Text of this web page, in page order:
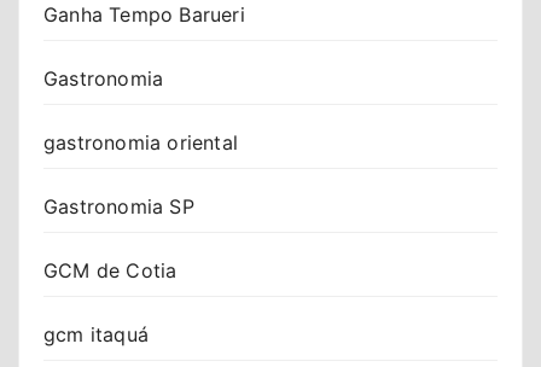
Ganha Tempo Barueri
Gastronomia
gastronomia oriental
Gastronomia SP
GCM de Cotia
gcm itaquá